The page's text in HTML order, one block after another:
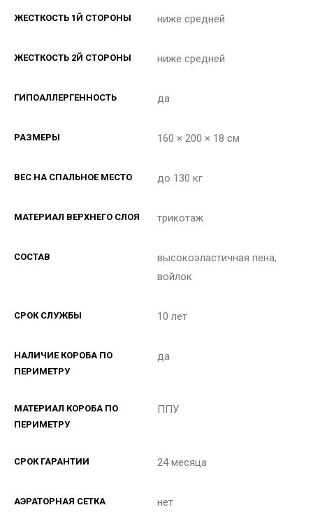
ЖЕСТКОСТЬ 1Й СТОРОНЫ ниже средней
ЖЕСТКОСТЬ 2Й СТОРОНЫ ниже средней
ГИПОАЛЛЕРГЕННОСТЬ да
РАЗМЕРЫ 160 × 200 × 18 см
ВЕС НА СПАЛЬНОЕ МЕСТО до 130 кг
МАТЕРИАЛ ВЕРХНЕГО СЛОЯ трикотаж
СОСТАВ
высокоэластичная пена,
войлок
СРОК СЛУЖБЫ 10 лет
НАЛИЧИЕ КОРОБА ПО
ПЕРИМЕТРУ
да
МАТЕРИАЛ КОРОБА ПО
ПЕРИМЕТРУ
ППУ
СРОК ГАРАНТИИ 24 месяца
АЭРАТОРНАЯ СЕТКА нет